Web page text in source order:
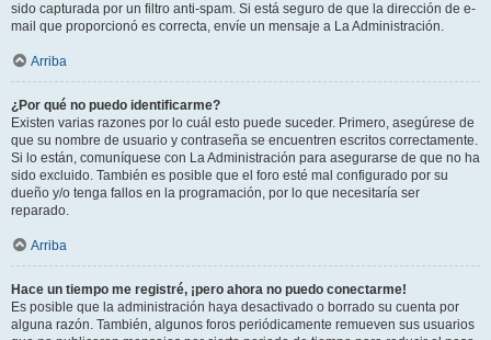
sido capturada por un filtro anti-spam. Si está seguro de que la dirección de e-
mail que proporcionó es correcta, envíe un mensaje a La Administración.
Arriba
¿Por qué no puedo identificarme?
Existen varias razones por lo cuál esto puede suceder. Primero, asegúrese de
que su nombre de usuario y contraseña se encuentren escritos correctamente.
Si lo están, comuníquese con La Administración para asegurarse de que no ha
sido excluido. También es posible que el foro esté mal configurado por su
dueño y/o tenga fallos en la programación, por lo que necesitaría ser
reparado.
Arriba
Hace un tiempo me registré, ¡pero ahora no puedo conectarme!
Es posible que la administración haya desactivado o borrado su cuenta por
alguna razón. También, algunos foros periódicamente remueven sus usuarios